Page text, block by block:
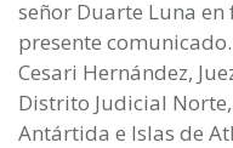
señor Duarte Luna
presente
Cesari Hernández,
Distrito Judicial
Antártida e Islas de